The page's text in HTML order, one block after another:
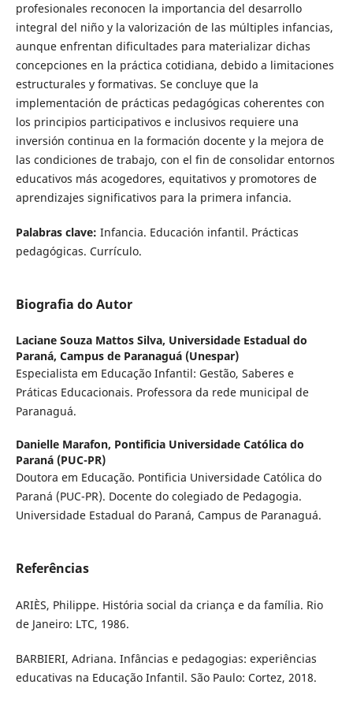
profesionales reconocen la importancia del desarrollo
integral del niño y la valorización de las múltiples infancias,
aunque enfrentan dificultades para materializar dichas
concepciones en la práctica cotidiana, debido a limitaciones
estructurales y formativas. Se concluye que la
implementación de prácticas pedagógicas coherentes con
los principios participativos e inclusivos requiere una
inversión continua en la formación docente y la mejora de
las condiciones de trabajo, con el fin de consolidar entornos
educativos más acogedores, equitativos y promotores de
aprendizajes significativos para la primera infancia.
Palabras clave: Infancia. Educación infantil. Prácticas
pedagógicas. Currículo.
Biografia do Autor
Laciane Souza Mattos Silva, Universidade Estadual do
Paraná, Campus de Paranaguá (Unespar)
Especialista em Educação Infantil: Gestão, Saberes e
Práticas Educacionais. Professora da rede municipal de
Paranaguá.
Danielle Marafon, Pontificia Universidade Católica do
Paraná (PUC-PR)
Doutora em Educação. Pontificia Universidade Católica do
Paraná (PUC-PR). Docente do colegiado de Pedagogia.
Universidade Estadual do Paraná, Campus de Paranaguá.
Referências
ARIÈS, Philippe. História social da criança e da família. Rio
de Janeiro: LTC, 1986.
BARBIERI, Adriana. Infâncias e pedagogias: experiências
educativas na Educação Infantil. São Paulo: Cortez, 2018.